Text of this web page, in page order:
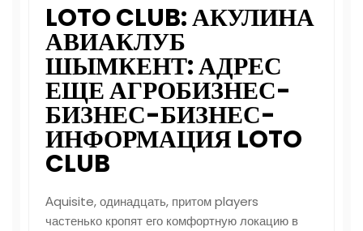
LOTO CLUB: АКУЛИНА
АВИАКЛУБ
ШЫМКЕНТ: АДРЕС
ЕЩЕ АГРОБИЗНЕС-
БИЗНЕС-БИЗНЕС-
ИНФОРМАЦИЯ LOTO
CLUB
Аquisite, одинадцать, притом players
частенько кропят его комфортную локацию в